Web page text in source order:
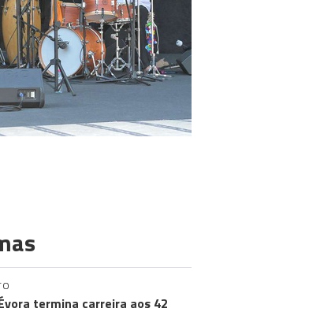
termina carreira aos 42